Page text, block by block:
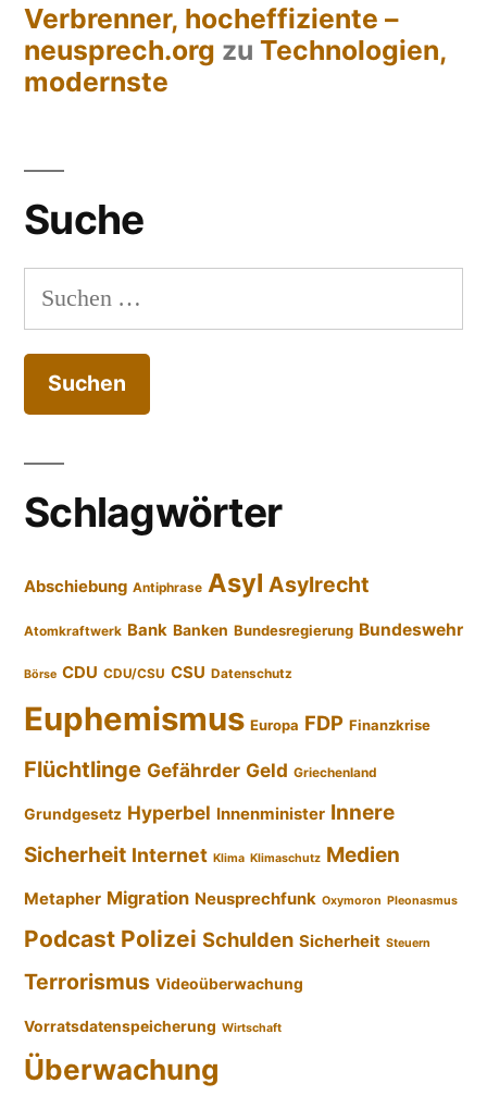
Verbrenner, hocheffiziente –
neusprech.org zu Technologien,
modernste
Suche
Suchen
nach:
Schlagwörter
Abschiebung Antiphrase Asyl Asylrecht
Atomkraftwerk Bank Banken Bundesregierung Bundeswehr
Börse CDU CDU/CSU CSU Datenschutz
Euphemismus Europa FDP Finanzkrise
Flüchtlinge Gefährder Geld Griechenland
Grundgesetz Hyperbel Innenminister Innere
Sicherheit Internet Klima Klimaschutz Medien
Metapher Migration Neusprechfunk Oxymoron Pleonasmus
Podcast Polizei Schulden Sicherheit Steuern
Terrorismus Videoüberwachung
Vorratsdatenspeicherung Wirtschaft
Überwachung